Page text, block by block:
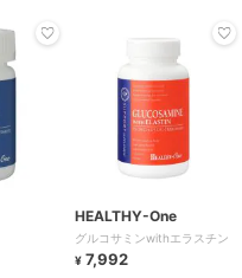
HEALTHY-One
グルコサミンwithエラスチン
¥ 7,992